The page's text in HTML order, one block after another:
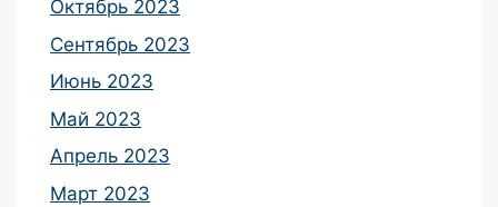
Октябрь 2023
Сентябрь 2023
Июнь 2023
Май 2023
Апрель 2023
Март 2023